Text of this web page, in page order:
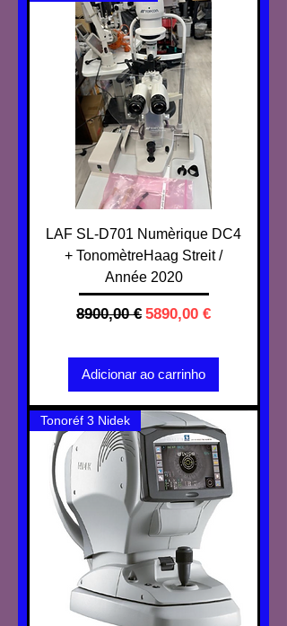
LAF SL-D701 Numèrique DC4
+ TonomètreHaag Streit /
Année 2020
Preço normal
8900,00 € Preço promocional
5890,00 €
Adicionar ao carrinho
Tonoréf 3 Nidek